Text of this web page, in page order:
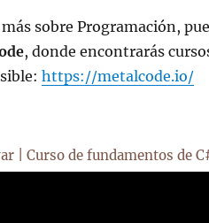
sobre Programación,
, donde encontrarás
https://metalcode.io/
| Curso de fundamentos de